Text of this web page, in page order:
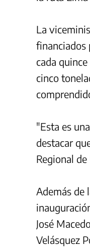
La
financiados
cada
cinco
"Esta es
destacar
Regional
Además de
José
Velásquez